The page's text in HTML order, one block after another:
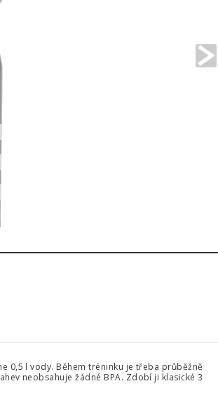
0,5 l vody. Během tréninku je třeba průběžně
neobsahuje žádné BPA. Zdobí ji klasické 3